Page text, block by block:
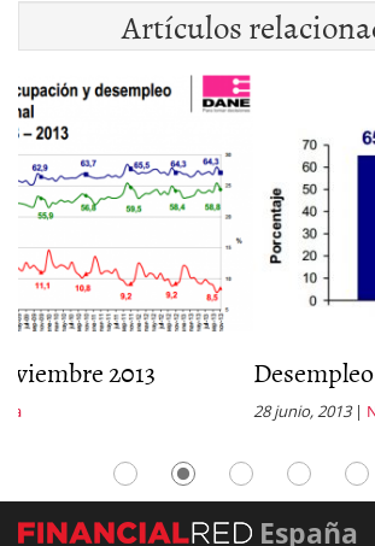
Artículos
Desempleo Colombia Mayo
Nicolas Rombiola
España